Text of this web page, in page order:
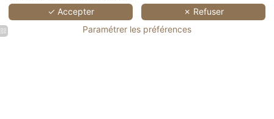
✓ Accepter
✗ Refuser
Paramétrer les préférences